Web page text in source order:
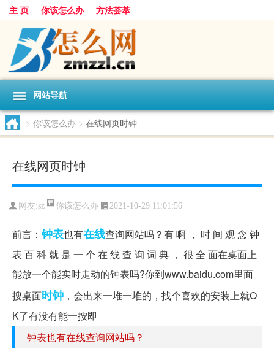
主 页 你该怎么办 方法荟萃
网站导航
> 你该怎么办 > 在线网页时钟
在线网页时钟
网友:sz 你该怎么办 2021-10-29 11:01:56
前言：钟表也有在线查询网站吗？有 啊 ， 时 间 观 念 钟
表 百 科 就 是 一 个 在 线 查 询 词 典 ， 很 全 面在桌面上
能放一个能实时走动的钟表吗?你到www.baidu.com里面
搜桌面时钟 ，会出来一堆一堆的，找个喜欢的安装上就O
K了有没有能一按即
钟表也有在线查询网站吗？